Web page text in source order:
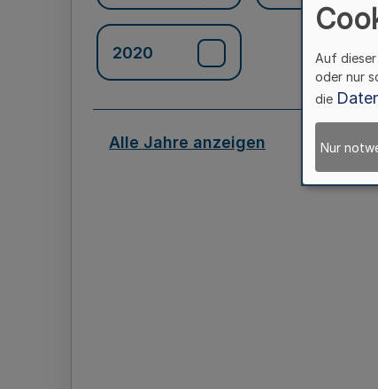
2020
Alle Jahre anzeigen
Auf dieser
oder nur
die
Nur